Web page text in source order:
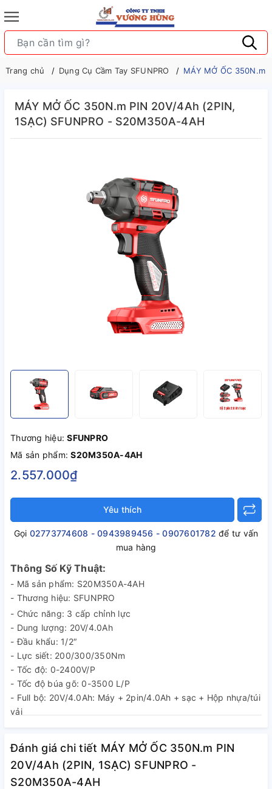
Trang chủ Dụng Cụ Cầm Tay SFUNPRO MÁY MỞ ỐC 350N.m
MÁY MỞ ỐC 350N.m PIN 20V/4Ah (2PIN,
1SẠC) SFUNPRO - S20M350A-4AH
Thương hiệu:SFUNPRO
Mã sản phẩm:S20M350A-4AH
2.557.000₫
Yêu thích
Gọi 02773774608 - 0943989456 - 0907601782 để tư vấn
mua hàng
Thông Số Kỹ Thuật:
- Mã sản phẩm: S20M350A-4AH
- Thương hiệu: SFUNPRO
- Chức năng: 3 cấp chỉnh lực
- Dung lượng: 20V/4.0Ah
- Đầu khẩu: 1/2″
- Lực siết: 200/300/350Nm
- Tốc độ: 0-2400V/P
- Tốc độ búa gõ: 0-3500 L/P
- Full bộ: 20V/4.0Ah: Máy + 2pin/4.0Ah + sạc + Hộp nhựa/túi
vải
- Xuất xứ: Trung Quốc
- Bảo hành: 12 tháng
- Cảnh báo an toàn: sử dụng đúng kỹ thuật
- Nhà sản xuất: JIANGSU YUPAI MACHINERY &
TECHNOLOGY CO., LTD
Đánh giá chi tiết MÁY MỞ ỐC 350N.m PIN
20V/4Ah (2PIN, 1SẠC) SFUNPRO -
S20M350A-4AH